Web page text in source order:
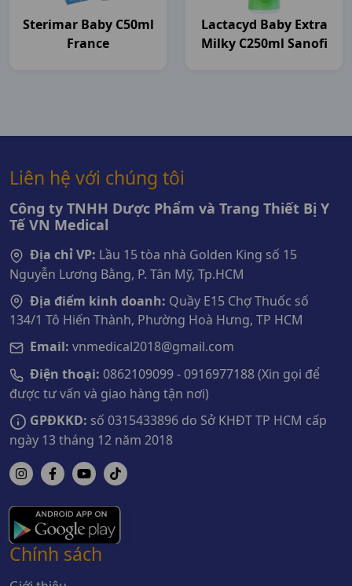
Sterimar Baby C50ml
France
Lactacyd Baby Extra
Milky C250ml Sanofi
Liên hệ với chúng tôi
Công ty TNHH Dược Phẩm và Trang Thiết Bị Y
Tế VN Medical
Địa chỉ VP: Lầu 15 tòa nhà Golden King số 15
Nguyễn Lương Bằng, P. Tân Mỹ, Tp.HCM
Địa điểm kinh doanh: Quầy E15 Chợ Thuốc số
134/1 Tô Hiến Thành, Phường Hoà Hưng, TP HCM
Email: vnmedical2018@gmail.com
Điện thoại: 0862109099 - 0916977188 (Xin gọi để
được tư vấn và giao hàng tận nơi)
GPĐKKD: số 0315433896 do Sở KHĐT TP HCM cấp
ngày 13 tháng 12 năm 2018
Chính sách